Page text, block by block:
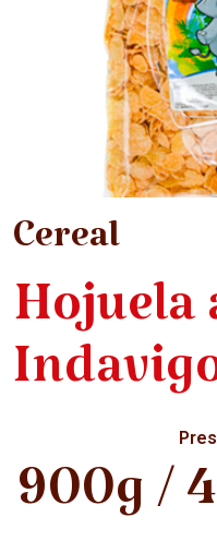
Cereal
Hojuela
900g /